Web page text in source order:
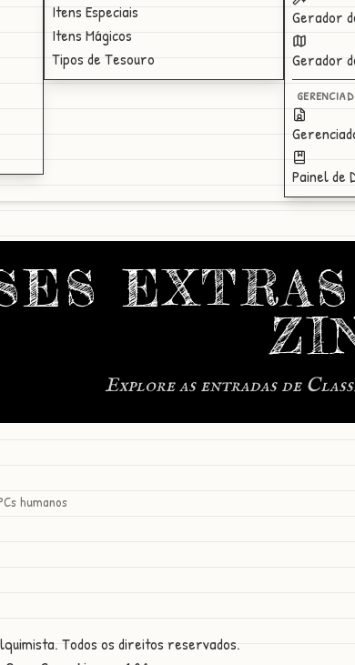
Itens Especiais
Itens Mágicos
Tipos de Tesouro
Gerador
Gerador
Painel de
Explore as entradas de
humanos
Todos os direitos reservados.